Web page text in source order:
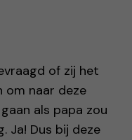
of zij het
om naar deze
als papa zou
Ja! Dus bij deze